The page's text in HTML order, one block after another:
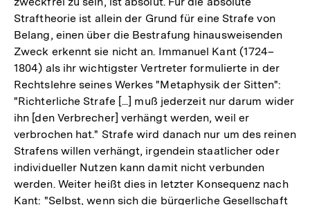
Straftheorie ist allein der Grund für eine Strafe von
Belang, einen über die Bestrafung hinausweisenden
Zweck erkennt sie nicht an. Immanuel Kant (1724–
1804) als ihr wichtigster Vertreter formulierte in der
Rechtslehre seines Werkes "Metaphysik der Sitten":
"Richterliche Strafe [...] muß jederzeit nur darum wider
ihn [den Verbrecher] verhängt werden, weil er
verbrochen hat." Strafe wird danach nur um des reinen
Strafens willen verhängt, irgendein staatlicher oder
individueller Nutzen kann damit nicht verbunden
werden. Weiter heißt dies in letzter Konsequenz nach
Kant: "Selbst, wenn sich die bürgerliche Gesellschaft